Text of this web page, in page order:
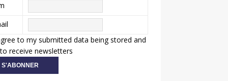
to my submitted data being stored and
receive newsletters